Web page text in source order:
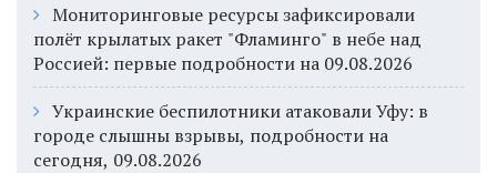
Мониторинговые ресурсы зафиксировали
полёт крылатых ракет "Фламинго" в небе над
Россией: первые подробности на 09.08.2026
Украинские беспилотники атаковали Уфу: в
городе слышны взрывы, подробности на
сегодня, 09.08.2026